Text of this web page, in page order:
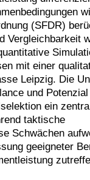
(SFDR)
Vergleichbarkeit
mit einer
Leipzig. Die
und
ein
taktische
Schwächen
geeigneter